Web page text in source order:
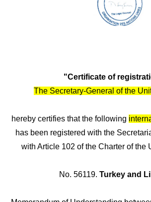
"Certificate of
The Secretary-General of the
hereby certifies that the following
has been registered with the
with Article 102 of the Charter of the
No. 56119. Turkey and